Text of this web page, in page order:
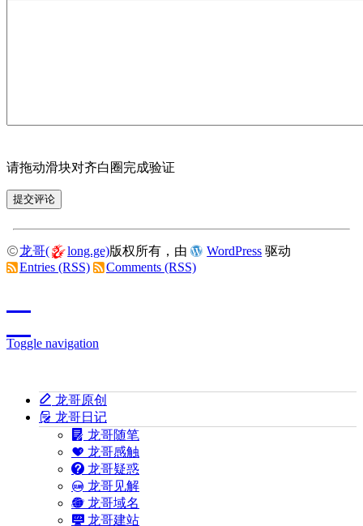
请拖动滑块对齐白圈完成验证
龙哥( long.ge)版权所有，由 WordPress 驱动
Entries (RSS)
Comments (RSS)
Toggle navigation
龙哥原创
龙哥日记
龙哥随笔
龙哥感触
龙哥疑惑
龙哥见解
龙哥域名
龙哥建站